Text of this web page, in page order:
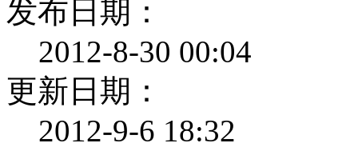
发布日期：
2012-8-30 00:04
更新日期：
2012-9-6 18:32